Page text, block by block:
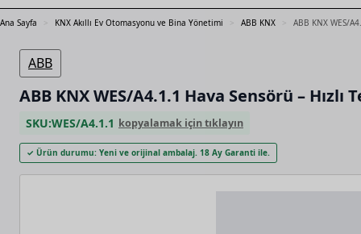
ABB
ABB KNX WES/A4.1.1 Hava Sensörü – Hızlı
SKU:WES/A4.1.1 kopyalamak için tıklayın
✓ Ürün durumu: Yeni ve orijinal ambalaj. 18 Ay Garanti ile.
Ana Sayfa KNX Akıllı Ev Otomasyonu ve Bina Yönetimi ABB KNX ABB KNX WES/